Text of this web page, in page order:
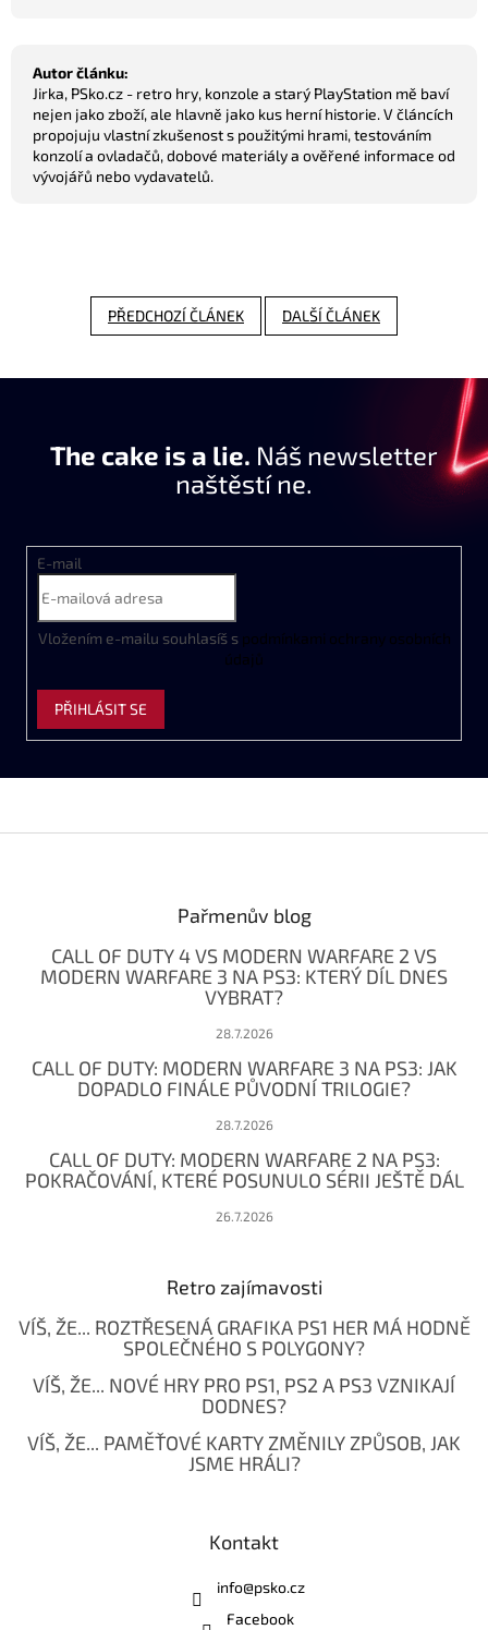
Autor článku:
Jirka, PSko.cz - retro hry, konzole a starý PlayStation mě baví
nejen jako zboží, ale hlavně jako kus herní historie. V článcích
propojuju vlastní zkušenost s použitými hrami, testováním
konzolí a ovladačů, dobové materiály a ověřené informace od
vývojářů nebo vydavatelů.
PŘEDCHOZÍ ČLÁNEK DALŠÍ ČLÁNEK
The cake is a lie. Náš newsletter
naštěstí ne.
E-mail
Vložením e-mailu souhlasíš s podmínkami ochrany osobních
údajů
PŘIHLÁSIT SE
Pařmenův blog
CALL OF DUTY 4 VS MODERN WARFARE 2 VS
MODERN WARFARE 3 NA PS3: KTERÝ DÍL DNES
VYBRAT?
28.7.2026
CALL OF DUTY: MODERN WARFARE 3 NA PS3: JAK
DOPADLO FINÁLE PŮVODNÍ TRILOGIE?
28.7.2026
CALL OF DUTY: MODERN WARFARE 2 NA PS3:
POKRAČOVÁNÍ, KTERÉ POSUNULO SÉRII JEŠTĚ DÁL
26.7.2026
Retro zajímavosti
VÍŠ, ŽE... ROZTŘESENÁ GRAFIKA PS1 HER MÁ HODNĚ
SPOLEČNÉHO S POLYGONY?
VÍŠ, ŽE... NOVÉ HRY PRO PS1, PS2 A PS3 VZNIKAJÍ
DODNES?
VÍŠ, ŽE... PAMĚŤOVÉ KARTY ZMĚNILY ZPŮSOB, JAK
JSME HRÁLI?
Kontakt
info@psko.cz
Facebook